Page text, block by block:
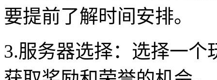
要提前了解时间安排。
3.服务器选择：选择一